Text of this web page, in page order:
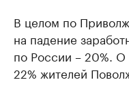
В целом по
на падение
по России – 20%. О
22% жителей